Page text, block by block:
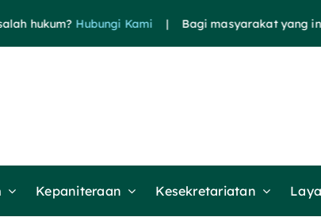
hukum?Hubungi Kami| Bagi masyarakat yang ingin
Kepaniteraan Kesekretariatan